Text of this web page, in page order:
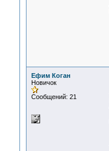
Ефим Коган
Новичок
Сообщений: 21